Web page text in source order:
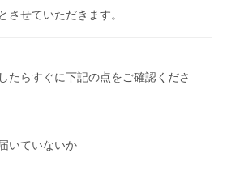
させていただきます。
たらすぐに下記の点をご確認くださ
いていないか